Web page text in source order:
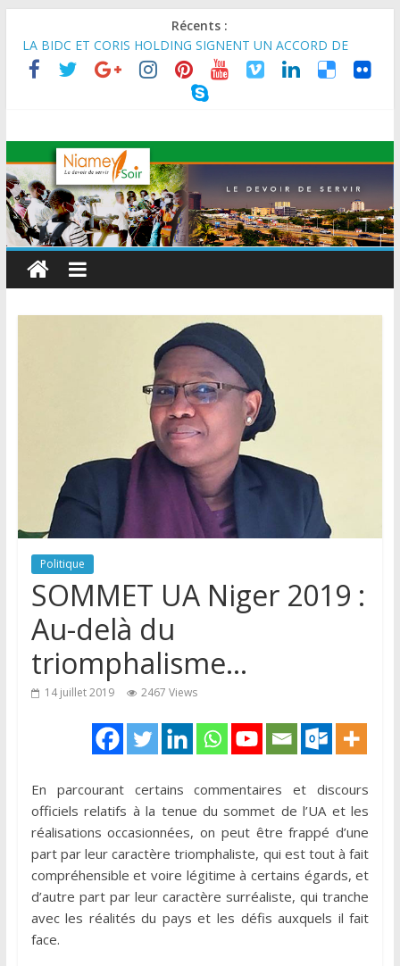
Récents :
LA BIDC ET CORIS HOLDING SIGNENT UN ACCORD DE
FINANCEMENT DE 80 MILLIONS D’EUROS POUR
RENFORCER LES CHAÎNES DE VALEUR ALIMENTAIRES,
ÉNERGÉTIQUES ET AGRICOLES EN AFRIQUE DE L’OUEST
Général de Division Mohamed TOUMBA a reçu en audience
son homologue du Burkina Faso et délégation du Kawar.
BANQUE MONDIALE : L’IA offre un levier vital aux économies
en développement en panne de croissance (Communiqué)
AES : Le Chef de l’Etat a reçu en audience à Maradi les
ministres en charge de l’Environnement du Burkina Faso et du
Mali.
MARADI : Le Président de la République, Chef de l’État, S.E le
pour la célébration de la 3ᵉ édition de la Journée Nationale de
Politique
SOMMET UA Niger 2019 :
Au-delà du
triomphalisme…
14 juillet 2019 2467 Views
En parcourant certains commentaires et discours
officiels relatifs à la tenue du sommet de l’UA et les
réalisations occasionnées, on peut être frappé d’une
part par leur caractère triomphaliste, qui est tout à fait
compréhensible et voire légitime à certains égards, et
d’autre part par leur caractère surréaliste, qui tranche
avec les réalités du pays et les défis auxquels il fait
face.